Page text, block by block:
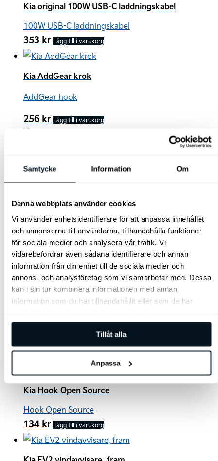
Samtycke Information Om
Denna webbplats använder cookies
Vi använder enhetsidentifierare för att anpassa innehållet
och annonserna till användarna, tillhandahålla funktioner
för sociala medier och analysera vår trafik. Vi
vidarebefordrar även sådana identifierare och annan
information från din enhet till de sociala medier och
annons- och analysföretag som vi samarbetar med. Dessa
kan i sin tur kombinera informationen med annan
information som du har tillhandahållit eller som de har
Tillåt alla
Anpassa
Kia original 100W USB-C laddningskabel
100W USB-C laddningskabel
353 kr Lägg till i varukorg
Kia AddGear krok
AddGear hook
256 kr Lägg till i varukorg
AddGear magnetic holder
Kia AddGear paraplyhållare
AddGear umbrella holder
630kr Lägg till i varukorg
186kr
Kia Hook Open Source
Hook Open Source
134kr Lägg till i varukorg